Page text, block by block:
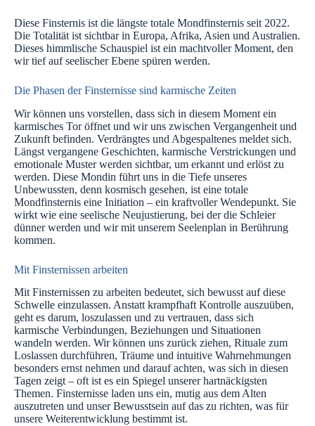
Diese Finsternis ist die längste totale Mondfinsternis seit 2022.
Die Totalität ist sichtbar in Europa, Afrika, Asien und Australien.
Dieses himmlische Schauspiel ist ein machtvoller Moment, den
wir tief auf seelischer Ebene spüren werden.
Die Phasen der Finsternisse sind karmische Zeiten
Wir können uns vorstellen, dass sich in diesem Moment ein
karmisches Tor öffnet und wir uns zwischen Vergangenheit und
Zukunft befinden. Verdrängtes und Abgespaltenes meldet sich.
Längst vergangene Geschichten, karmische Verstrickungen und
emotionale Muster werden sichtbar, um erkannt und erlöst zu
werden. Diese Mondin führt uns in die Tiefe unseres
Unbewussten, denn kosmisch gesehen, ist eine totale
Mondfinsternis eine Initiation – ein kraftvoller Wendepunkt. Sie
wirkt wie eine seelische Neujustierung, bei der die Schleier
dünner werden und wir mit unserem Seelenplan in Berührung
kommen.
Mit Finsternissen arbeiten
Mit Finsternissen zu arbeiten bedeutet, sich bewusst auf diese
Schwelle einzulassen. Anstatt krampfhaft Kontrolle auszuüben,
geht es darum, loszulassen und zu vertrauen, dass sich
karmische Verbindungen, Beziehungen und Situationen
wandeln werden. Wir können uns zurück ziehen, Rituale zum
Loslassen durchführen, Träume und intuitive Wahrnehmungen
besonders ernst nehmen und darauf achten, was sich in diesen
Tagen zeigt – oft ist es ein Spiegel unserer hartnäckigsten
Themen. Finsternisse laden uns ein, mutig aus dem Alten
auszutreten und unser Bewusstsein auf das zu richten, was für
unsere Weiterentwicklung bestimmt ist.